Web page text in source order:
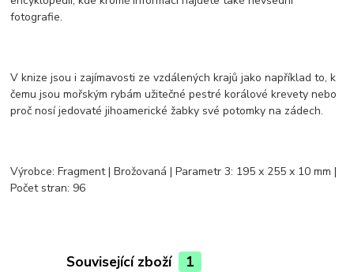
fotografie.
V knize jsou i zajímavosti ze vzdálených krajů jako například to, k
čemu jsou mořským rybám užitečné pestré korálové krevety nebo
proč nosí jedovaté jihoamerické žabky své potomky na zádech.
Výrobce: Fragment | Brožovaná | Parametr 3: 195 x 255 x 10 mm |
Počet stran: 96
Související zboží 1